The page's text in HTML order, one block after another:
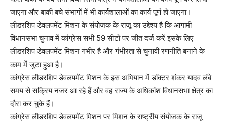
जाएगा और बाकी बचे संभागों में भी कार्यशालाओं का कार्य पूर्ण हो जाएगा।
लीडरशिप डेवलपमेंट मिशन के संयोजक के राजू का उद्देश्य है कि आगामी
विधानसभा चुनाव में कांग्रेस सभी 59 सीटों पर जीत दर्ज करें इसके लिए
लीडरशिप डेवलपमेंट मिशन गंभीर है और गंभीरता से चुनावी रणनीति बनाने के
काम में जुटा हुआ है।
कांग्रेस लीडरशिप डेवलपमेंट मिशन के इस अभियान में डॉक्टर शंकर यादव लंबे
समय से सक्रिय नजर आ रहे हैं और वह राज्य के अधिकांश विधानसभा क्षेत्र का
दौरा कर चुके हैं।
कांग्रेस लीडरशिप डेवलपमेंट मिशन पर मिशन के राष्ट्रीय संयोजक के राजू